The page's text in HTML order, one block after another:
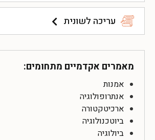
עריכה לשונית
מאמרים אקדמיים מתחומים:
אמנות
אנתרופולוגיה
ארכיטקטורה
ביוטכנולוגיה
ביולוגיה